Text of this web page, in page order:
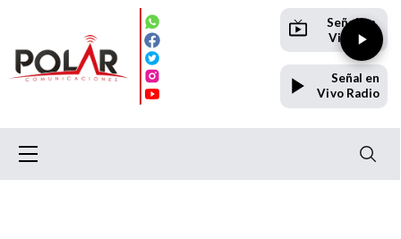
Señal en
Vivo TV
Señal en
Vivo Radio